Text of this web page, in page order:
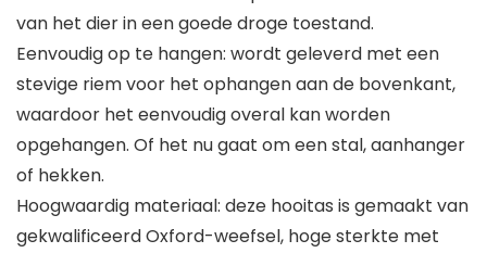
van het dier in een goede droge toestand.
Eenvoudig op te hangen: wordt geleverd met een
stevige riem voor het ophangen aan de bovenkant,
waardoor het eenvoudig overal kan worden
opgehangen. Of het nu gaat om een stal, aanhanger
of hekken.
Hoogwaardig materiaal: deze hooitas is gemaakt van
gekwalificeerd Oxford-weefsel, hoge sterkte met